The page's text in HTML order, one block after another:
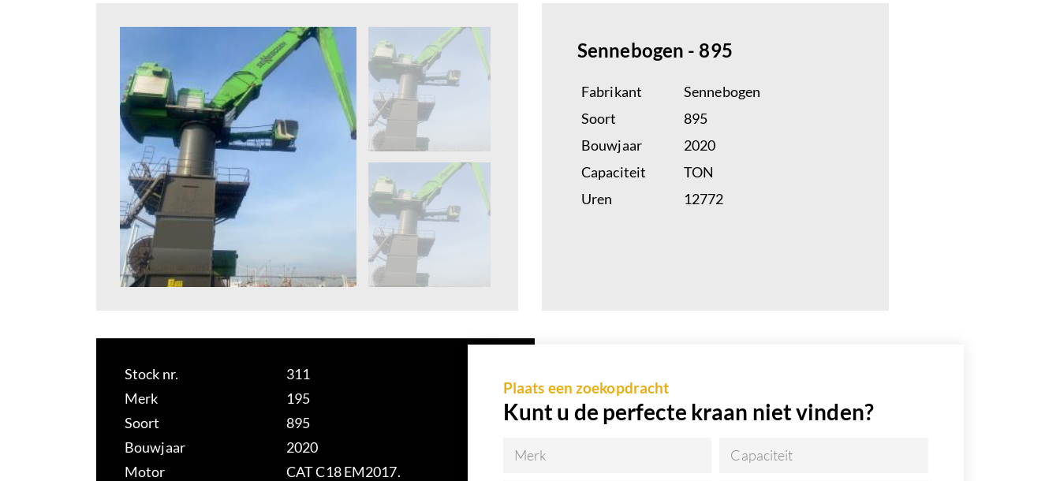
Sennebogen - 895
Fabrikant
Sennebogen
Soort
895
Bouwjaar
2020
Capaciteit
TON
Uren
12772
Plaats een zoekopdracht
Kunt u de perfecte kraan niet vinden?
Merk Capaciteit
Stock nr.
311
Merk
195
Soort
895
Bouwjaar
2020
Motor
CAT C18 EM2017.